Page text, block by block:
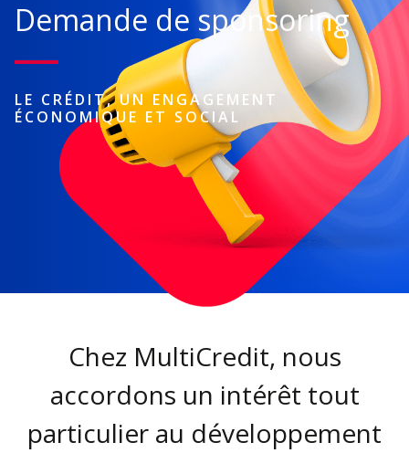
Demande de sponsoring
LE CRÉDIT, UN ENGAGEMENT
ÉCONOMIQUE ET SOCIAL
Chez MultiCredit, nous
accordons un intérêt tout
particulier au développement